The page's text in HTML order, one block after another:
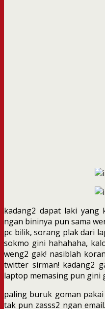
kadang2 dapat laki yang
ngan bininya pun sama
pc bilik, sorang plak dari
sokmo gini hahahaha,
weng2 gak! nasiblah
twitter sirman! kadang2
laptop memasing pun gini
paling buruk goman
tak pun zasss2 ngan